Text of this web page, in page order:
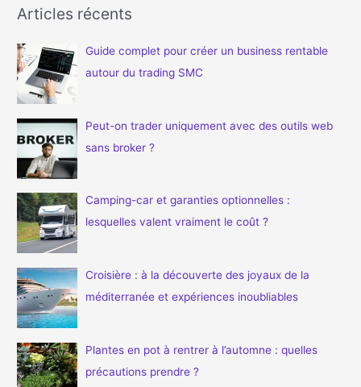
h
r
c
h
e
r
:
Articles récents
Guide complet pour créer un business rentable
autour du trading SMC
Peut-on trader uniquement avec des outils web
sans broker ?
Camping-car et garanties optionnelles :
lesquelles valent vraiment le coût ?
Croisière : à la découverte des joyaux de la
méditerranée et expériences inoubliables
Plantes en pot à rentrer à l’automne : quelles
précautions prendre ?